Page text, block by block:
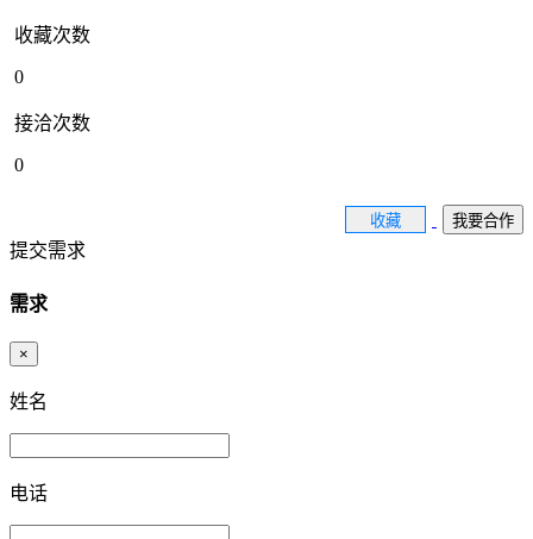
收藏次数
0
接洽次数
0
收藏 我要合作
提交需求
需求
×
姓名
电话